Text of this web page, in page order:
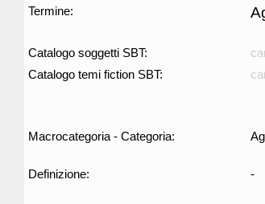
Termine:
Catalogo soggetti SBT:
Catalogo temi fiction SBT:
Macrocategoria - Categoria:
Definizione: -